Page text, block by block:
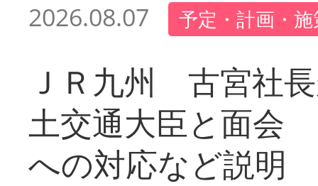
2026.08.07 予定・計画・
ＪＲ九州 古宮社
土交通大臣と面会
への対応など説明